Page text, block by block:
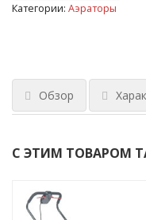
Категории: Аэраторы
Обзор
С ЭТИМ ТОВАРОМ